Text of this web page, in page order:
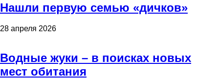
Нашли первую семью «дичков»
28 апреля 2026
Водные жуки – в поисках новых
мест обитания